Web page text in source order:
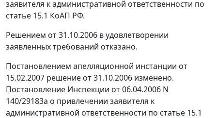
заявителя к административной ответственности по
статье 15.1 КоАП РФ.
Решением от 31.10.2006 в удовлетворении
заявленных требований отказано.
Постановлением апелляционной инстанции от
15.02.2007 решение от 31.10.2006 изменено.
Постановление Инспекции от 06.04.2006 N
140/29183а о привлечении заявителя к
административной ответственности по статье 15.1